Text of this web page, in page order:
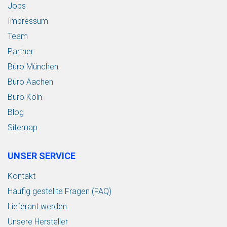
Jobs
Impressum
Team
Partner
Büro München
Büro Aachen
Büro Köln
Blog
Sitemap
UNSER SERVICE
Kontakt
Häufig gestellte Fragen (FAQ)
Lieferant werden
Unsere Hersteller